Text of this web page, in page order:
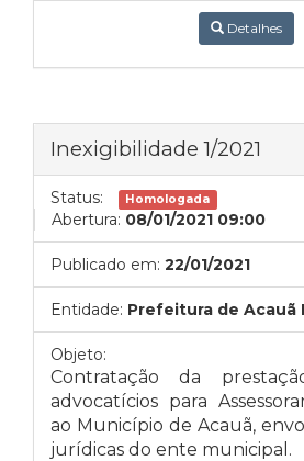
Detalhes
Inexigibilidade 1/2021
Status: Homologada
Abertura: 08/01/2021 09:00
Publicado em: 22/01/2021
Entidade: Prefeitura de Acauã
Objeto:
Contratação da
advocatícios para
ao Município de Acauã,
jurídicas do ente municipal.